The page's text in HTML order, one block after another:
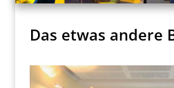
Das etwas andere